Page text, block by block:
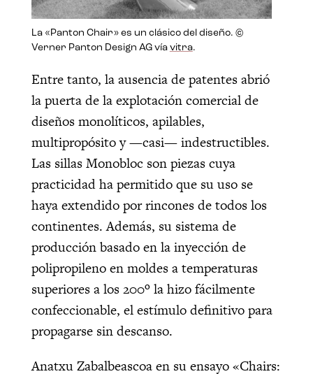
La «Panton Chair» es un clásico del diseño. ©
Verner Panton Design AG vía vitra.
Entre tanto, la ausencia de patentes abrió
la puerta de la explotación comercial de
diseños monolíticos, apilables,
multipropósito y —casi— indestructibles.
Las sillas Monobloc son piezas cuya
practicidad ha permitido que su uso se
haya extendido por rincones de todos los
continentes. Además, su sistema de
producción basado en la inyección de
polipropileno en moldes a temperaturas
superiores a los 200º la hizo fácilmente
confeccionable, el estímulo definitivo para
propagarse sin descanso.
Anatxu Zabalbeascoa en su ensayo «Chairs: